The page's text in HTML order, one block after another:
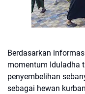
Berdasarkan
momentum Iduladha
penyembelihan
sebagai hewan